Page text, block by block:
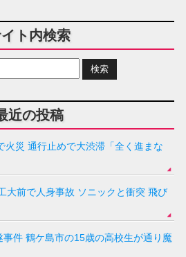
ト内検索
近の投稿
火災 通行止めで大渋滞「全く進まな
大前で人身事故 ソニックと衝突 飛び
件 鶴ケ島市の15歳の高校生が通り魔